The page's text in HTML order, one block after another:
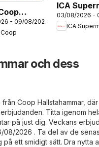
- 09/08/2026
ICA
03/08/2026 -
ICA
och dess
Coop Hallstahammar,
Titta igenom
på just dig. Veckans
08/2026 . Ta del av de
ett smidigt sätt. Dra nytta